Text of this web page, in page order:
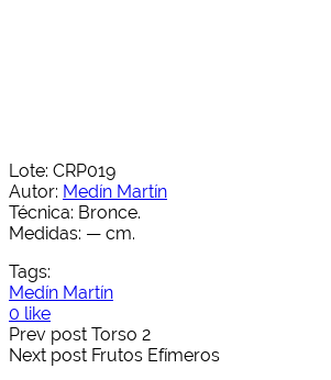
Lote: CRP019
Autor: Medín Martín
Técnica: Bronce.
Medidas: — cm.
Tags:
Medín Martín
0 like
Prev post Torso 2
Next post Frutos Efímeros